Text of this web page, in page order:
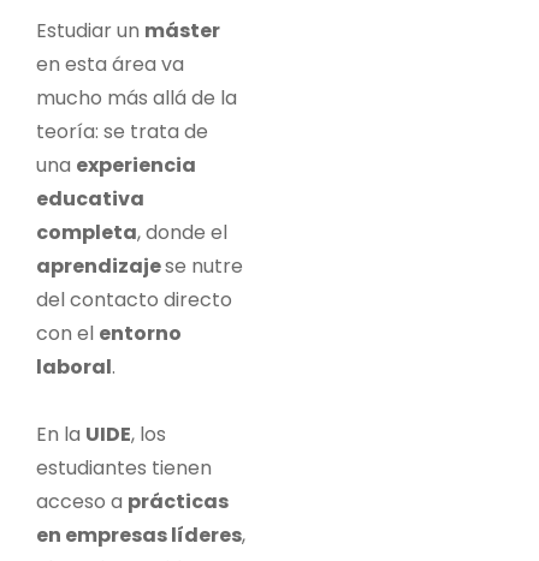
Estudiar un máster
en esta área va
mucho más allá de la
teoría: se trata de
una experiencia
educativa
completa, donde el
aprendizajese nutre
del contacto directo
con el entorno
laboral.
En la UIDE, los
estudiantes tienen
acceso a prácticas
en empresas líderes,